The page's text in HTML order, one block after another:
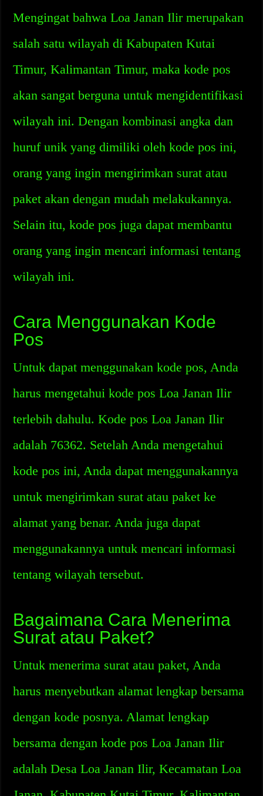
Mengingat bahwa Loa Janan Ilir merupakan
salah satu wilayah di Kabupaten Kutai
Timur, Kalimantan Timur, maka kode pos
akan sangat berguna untuk mengidentifikasi
wilayah ini. Dengan kombinasi angka dan
huruf unik yang dimiliki oleh kode pos ini,
orang yang ingin mengirimkan surat atau
paket akan dengan mudah melakukannya.
Selain itu, kode pos juga dapat membantu
orang yang ingin mencari informasi tentang
wilayah ini.
Cara Menggunakan Kode
Pos
Untuk dapat menggunakan kode pos, Anda
harus mengetahui kode pos Loa Janan Ilir
terlebih dahulu. Kode pos Loa Janan Ilir
adalah 76362. Setelah Anda mengetahui
kode pos ini, Anda dapat menggunakannya
untuk mengirimkan surat atau paket ke
alamat yang benar. Anda juga dapat
menggunakannya untuk mencari informasi
tentang wilayah tersebut.
Bagaimana Cara Menerima
Surat atau Paket?
Untuk menerima surat atau paket, Anda
harus menyebutkan alamat lengkap bersama
dengan kode posnya. Alamat lengkap
bersama dengan kode pos Loa Janan Ilir
adalah Desa Loa Janan Ilir, Kecamatan Loa